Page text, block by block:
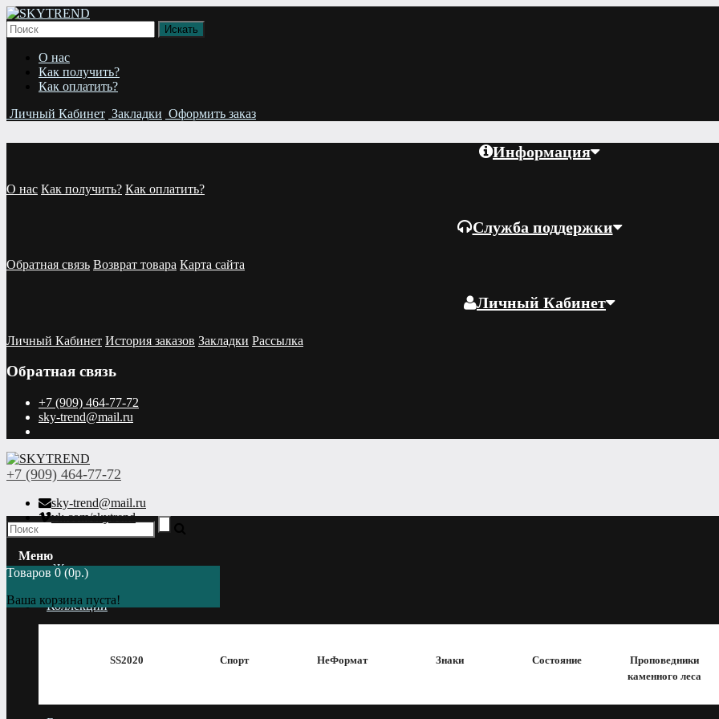
О нас
Как получить?
Как оплатить?
Личный Кабинет Закладки Оформить заказ
Информация
О нас Как получить? Как оплатить?
Служба поддержки
Обратная связь Возврат товара Карта сайта
Личный Кабинет
Личный Кабинет История заказов Закладки Рассылка
Обратная связь
+7 (909) 464-77-72
sky-trend@mail.ru
+7 (909) 464-77-72
sky-trend@mail.ru
vk.com/skytrend
Товаров 0 (0р.)
Ваша корзина пуста!
Меню
Женщинам
Коллекции
SS2020 Спорт НеФормат Знаки Состояние
Проповедники
каменного леса